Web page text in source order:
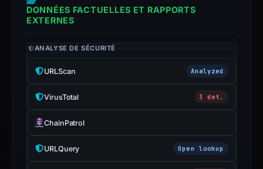
have
collection.
DONNÉES FACTUELLES ET RAPPORTS
EXTERNES
ANALYSE DE SÉCURITÉ
URLScan Analyzed
VirusTotal 3 det.
ChainPatrol
URLQuery Open lookup